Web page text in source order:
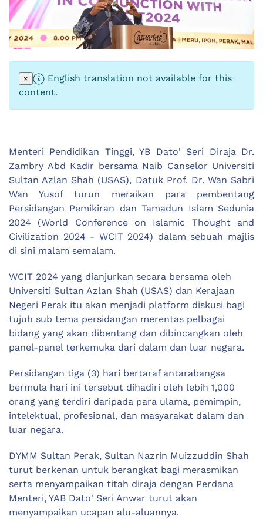
×
English translation not available for this
content.
Menteri Pendidikan Tinggi, YB Dato' Seri Diraja Dr.
Zambry Abd Kadir bersama Naib Canselor Universiti
Sultan Azlan Shah (USAS), Datuk Prof. Dr. Wan Sabri
Wan Yusof turun meraikan para pembentang
Persidangan Pemikiran dan Tamadun Islam Sedunia
2024 (World Conference on Islamic Thought and
Civilization 2024 - WCIT 2024) dalam sebuah majlis
di sini malam semalam.
WCIT 2024 yang dianjurkan secara bersama oleh
Universiti Sultan Azlan Shah (USAS) dan Kerajaan
Negeri Perak itu akan menjadi platform diskusi bagi
tujuh sub tema persidangan merentas pelbagai
bidang yang akan dibentang dan dibincangkan oleh
panel-panel terkemuka dari dalam dan luar negara.
Persidangan tiga (3) hari bertaraf antarabangsa
bermula hari ini tersebut dihadiri oleh lebih 1,000
orang yang terdiri daripada para ulama, pemimpin,
intelektual, profesional, dan masyarakat dalam dan
luar negara.
DYMM Sultan Perak, Sultan Nazrin Muizzuddin Shah
turut berkenan untuk berangkat bagi merasmikan
serta menyampaikan titah diraja dengan Perdana
Menteri, YAB Dato' Seri Anwar turut akan
menyampaikan ucapan alu-aluannya.